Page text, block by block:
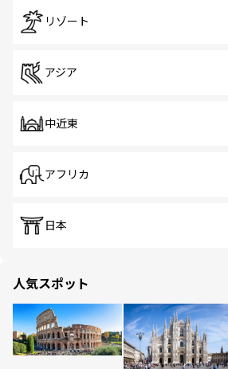
リゾート
アジア
中近東
アフリカ
日本
人気スポット